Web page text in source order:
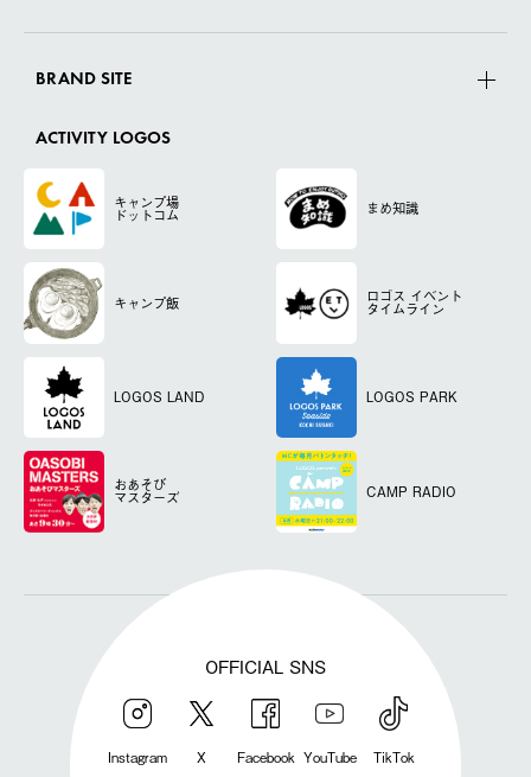
BRAND SITE
ACTIVITY LOGOS
キャンプ場
ドットコム まめ知識
キャンプ飯 ロゴス イベント
タイムライン
LOGOS LAND LOGOS PARK
おあそび
マスターズ CAMP RADIO
OFFICIAL SNS
Instagram X Facebook YouTube TikTok